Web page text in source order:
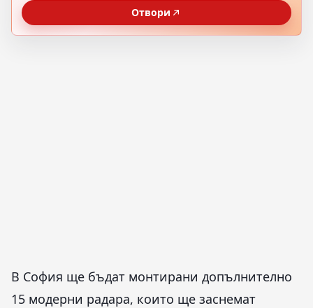
Отвори
В София ще бъдат монтирани допълнително
15 модерни радара, които ще заснемат